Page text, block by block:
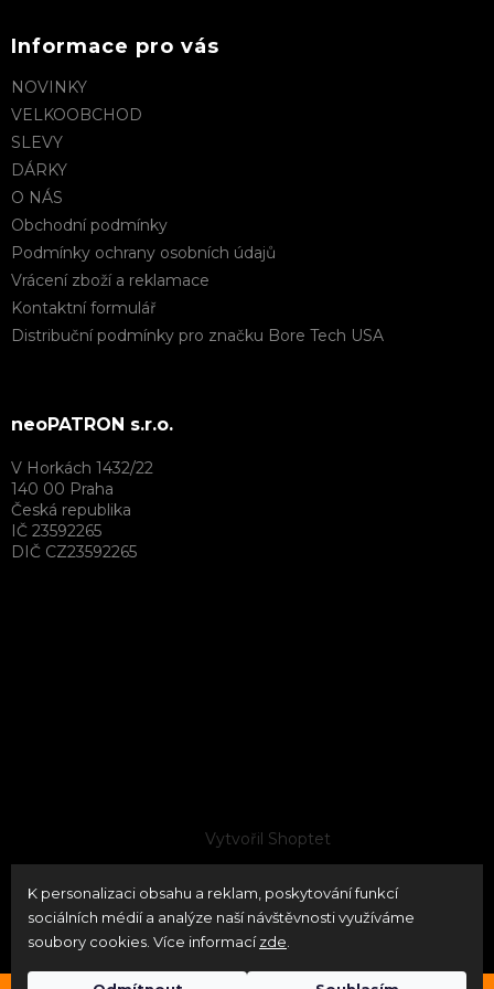
K personalizaci obsahu a reklam, poskytování funkcí
sociálních médií a analýze naší návštěvnosti využíváme
soubory cookies. Více informacízde
Informace pro vás
NOVINKY
VELKOOBCHOD
SLEVY
DÁRKY
O NÁS
Obchodní podmínky
Podmínky ochrany osobních údajů
Vrácení zboží a reklamace
Kontaktní formulář
Distribuční podmínky pro značku Bore Tech USA
neoPATRON s.r.o.
V Horkách 1432/22
140 00 Praha
Česká republika
IČ 23592265
DIČ CZ23592265
Vytvořil Shoptet
Copyright 2026
. Všechna práva vyhrazena.
Upravit nastavení cookies